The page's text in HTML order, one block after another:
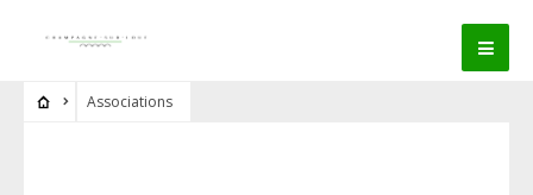
Associations